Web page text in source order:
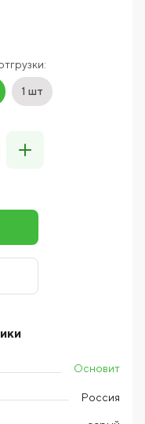
1 шт
Основит
Россия